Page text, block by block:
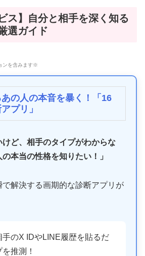
ス】自分と相手を深く知る
選ガイド
ンを含みます※
の人の本音を暴く！「16
プリ」
けど、相手のタイプがわからな
本当の性格を知りたい！」
で解決する画期的な診断アプリが
手のX IDやLINE履歴を貼るだ
推測！